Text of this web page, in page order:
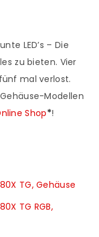
LED’s – Die
zu bieten. Vier
mal verlost.
Modellen
Shop*!
TG, Gehäuse
TG RGB,